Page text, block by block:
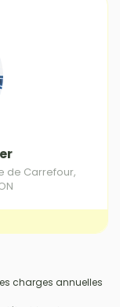
de Carrefour,
charges annuelles